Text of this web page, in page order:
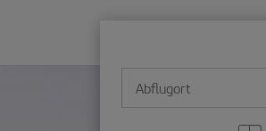
Abflugort